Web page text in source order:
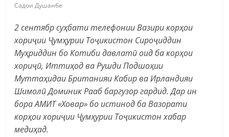
Садои Душанбе
2 сентябр суҳбати телефонии Вазири корҳои
хориҷии Ҷумҳурии Тоҷикистон Сироҷиддин
Муҳриддин бо Котиби давлатӣ оид ба корҳои
хориҷӣ, Иттиҳод ва Рушди Подшоҳии
Муттаҳидаи Британияи Кабир ва Ирландияи
Шимолӣ Доминик Рааб баргузор гардид. Дар ин
бора АМИТ «Ховар» бо истинод ба Вазорати
корҳои хориҷии Ҷумҳурии Тоҷикистон хабар
медиҳад.